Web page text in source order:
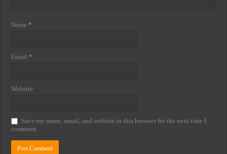
Name *
Email *
Website
Save my name, email, and website in this browser for the next time I
comment.